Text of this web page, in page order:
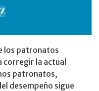
los patronatos
corregir la actual
patronatos,
desempeño sigue